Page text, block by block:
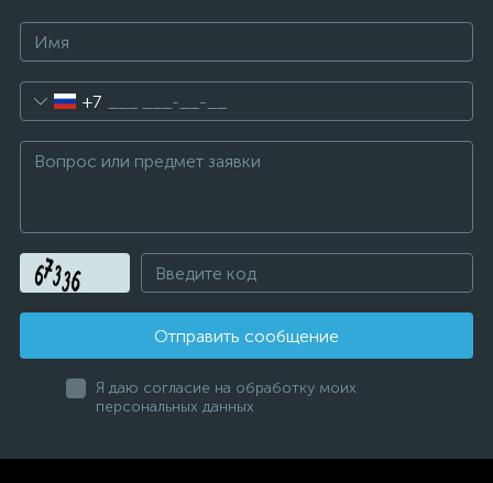
+7
Отправить сообщение
Я даю согласие на обработку моих
персональных данных